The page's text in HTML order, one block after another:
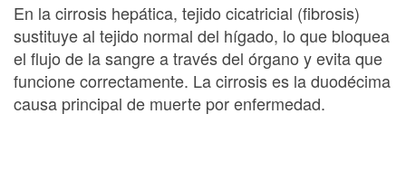
En la cirrosis hepática, tejido cicatricial (fibrosis)
sustituye al tejido normal del hígado, lo que bloquea
el flujo de la sangre a través del órgano y evita que
funcione correctamente. La cirrosis es la duodécima
causa principal de muerte por enfermedad.